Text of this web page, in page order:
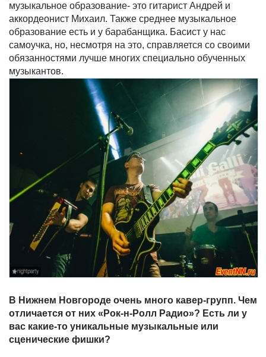
музыкальное образование- это гитарист Андрей и
аккордеонист Михаил. Также среднее музыкальное
образование есть и у барабанщика. Басист у нас
самоучка, но, несмотря на это, справляется со своими
обязанностями лучше многих специально обученных
музыкантов.
В Нижнем Новгороде очень много кавер-групп. Чем
отличается от них «Рок-н-Ролл Радио»? Есть ли у
вас какие-то уникальные музыкальные или
сценические фишки?